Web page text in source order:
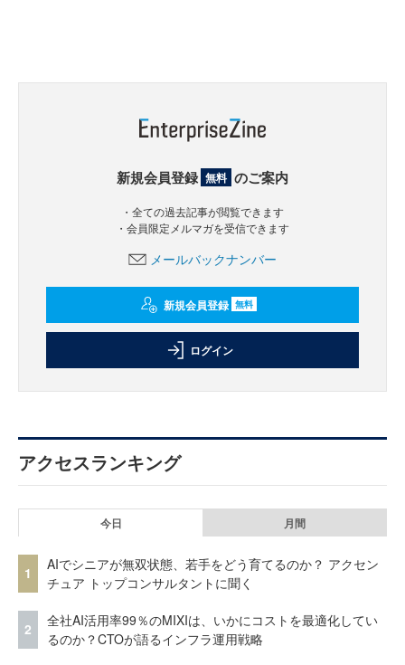
新規会員登録 無料 のご案内
・全ての過去記事が閲覧できます
・会員限定メルマガを受信できます
メールバックナンバー
新規会員登録 無料
ログイン
アクセスランキング
今日 月間
1
AIでシニアが無双状態、若手をどう育てるのか？ アクセン
チュア トップコンサルタントに聞く
2
全社AI活用率99％のMIXIは、いかにコストを最適化してい
るのか？CTOが語るインフラ運用戦略